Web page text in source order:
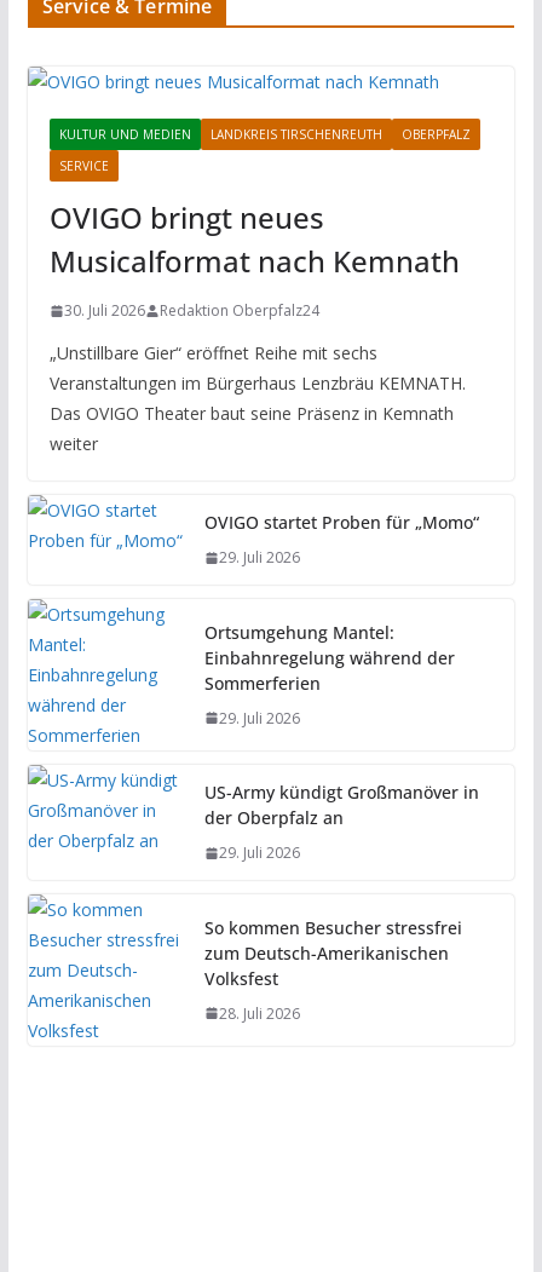
Service & Termine
KULTUR UND MEDIEN LANDKREIS TIRSCHENREUTH
OBERPFALZ
SERVICE
OVIGO bringt neues
Musicalformat nach Kemnath
30. Juli 2026 Redaktion Oberpfalz24
„Unstillbare Gier“ eröffnet Reihe mit sechs
Veranstaltungen im Bürgerhaus Lenzbräu KEMNATH.
Das OVIGO Theater baut seine Präsenz in Kemnath
weiter
OVIGO startet Proben für „Momo“
29. Juli 2026
Ortsumgehung Mantel:
Einbahnregelung während der
Sommerferien
29. Juli 2026
US-Army kündigt Großmanöver in
der Oberpfalz an
29. Juli 2026
So kommen Besucher stressfrei
zum Deutsch-Amerikanischen
Volksfest
28. Juli 2026